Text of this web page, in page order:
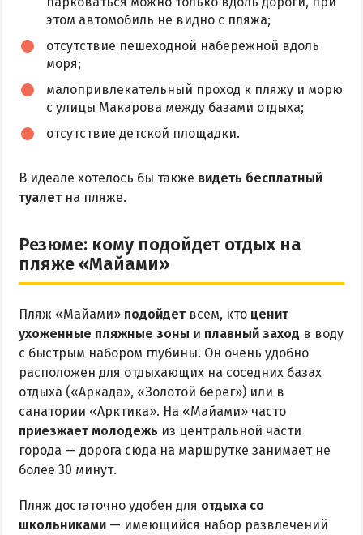
этом автомобиль не видно с пляжа;
отсутствие пешеходной набережной вдоль
моря;
малопривлекательный проход к пляжу и морю
с улицы Макарова между базами отдыха;
отсутствие детской площадки.
В идеале хотелось бы также видеть бесплатный
туалет на пляже.
Резюме: кому подойдет отдых на
пляже «Майами»
Пляж «Майами» подойдет всем, кто ценит
ухоженные пляжные зоны и плавный заход в воду
с быстрым набором глубины. Он очень удобно
расположен для отдыхающих на соседних базах
отдыха («Аркада», «Золотой берег») или в
санатории «Арктика». На «Майами» часто
приезжает молодежь из центральной части
города — дорога сюда на маршрутке занимает не
более 30 минут.
Пляж достаточно удобен для отдыха со
школьниками — имеющийся набор развлечений